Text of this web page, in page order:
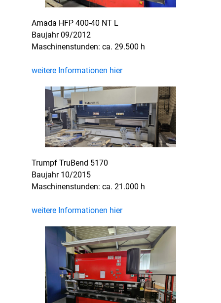
Amada HFP 400-40 NT L
Baujahr 09/2012
Maschinenstunden: ca. 29.500 h
weitere Informationen hier
Trumpf TruBend 5170
Baujahr 10/2015
Maschinenstunden: ca. 21.000 h
weitere Informationen hier